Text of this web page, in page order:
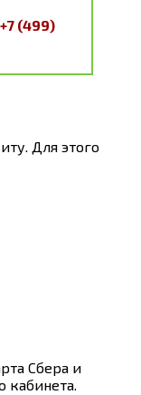
+7 (499)
Для этого
Сбера и
кабинета.